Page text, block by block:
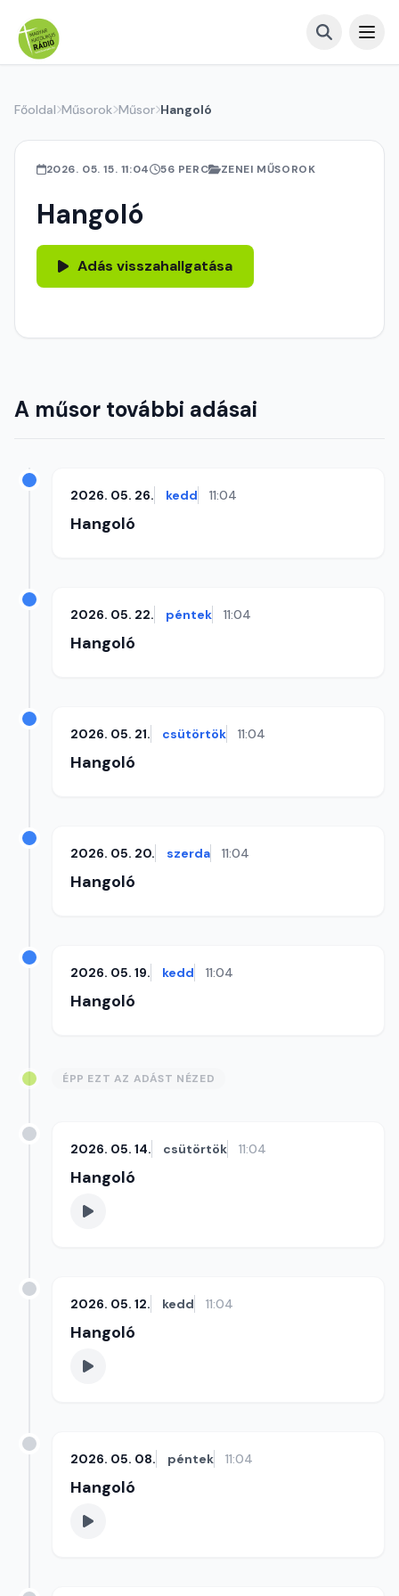
Főoldal Műsorok Műsor Hangoló
2026. 05. 15. 11:04 56 PERC ZENEI MŰSOROK
Hangoló
Adás visszahallgatása
A műsor további adásai
2026. 05. 26. kedd 11:04
Hangoló
2026. 05. 22. péntek 11:04
Hangoló
2026. 05. 21. csütörtök 11:04
Hangoló
2026. 05. 20. szerda 11:04
Hangoló
2026. 05. 19. kedd 11:04
Hangoló
ÉPP EZT AZ ADÁST NÉZED
2026. 05. 14. csütörtök 11:04
Hangoló
2026. 05. 12. kedd 11:04
Hangoló
2026. 05. 08. péntek 11:04
Hangoló